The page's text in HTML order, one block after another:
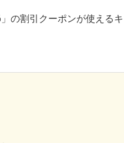
の割引クーポンが使える